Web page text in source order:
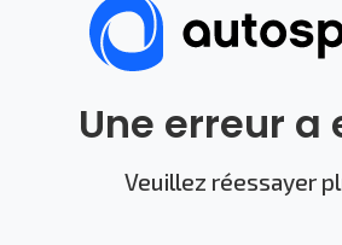
Une erreur a
Veuillez réessayer